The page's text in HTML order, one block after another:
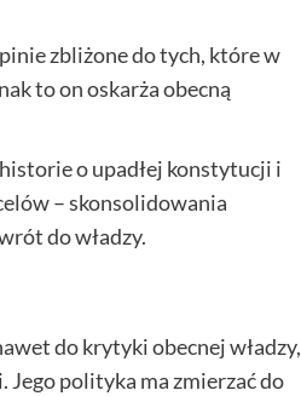
zbliżone do tych, które w
to on oskarża obecną
o upadłej konstytucji i
– skonsolidowania
do władzy.
do krytyki obecnej władzy,
Jego polityka ma zmierzać do